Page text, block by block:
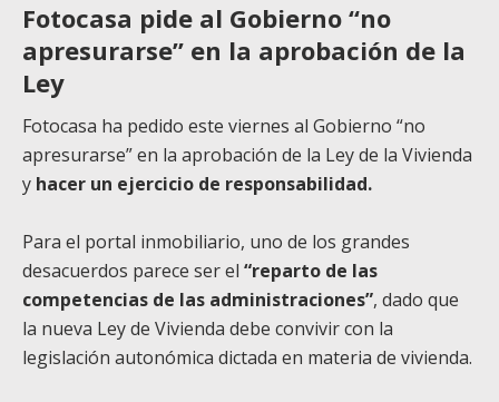
Fotocasa pide al Gobierno “no
apresurarse” en la aprobación de la
Ley
Fotocasa ha pedido este viernes al Gobierno “no
apresurarse” en la aprobación de la Ley de la Vivienda
y hacer un ejercicio de responsabilidad.
Para el portal inmobiliario, uno de los grandes
desacuerdos parece ser el “reparto de las
competencias de las administraciones”, dado que
la nueva Ley de Vivienda debe convivir con la
legislación autonómica dictada en materia de vivienda.